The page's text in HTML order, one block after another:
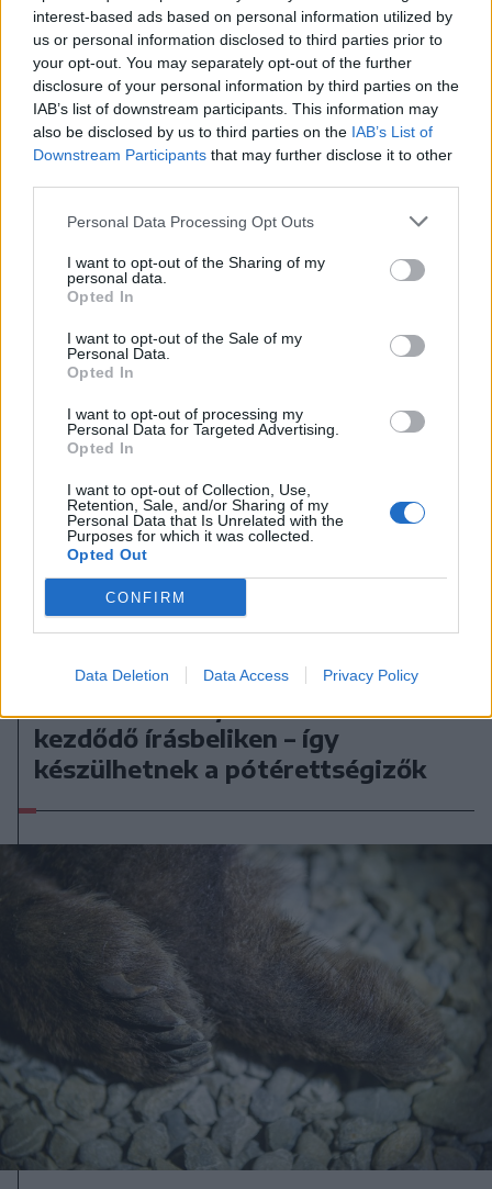
interest-based ads based on personal information utilized by
us or personal information disclosed to third parties prior to
your opt-out. You may separately opt-out of the further
disclosure of your personal information by third parties on the
IAB’s list of downstream participants. This information may
also be disclosed by us to third parties on the IAB’s List of
Downstream Participants that may further disclose it to other
Personal Data Processing Opt Outs
I want to opt-out of the Sharing of my
personal data.
Opted In
I want to opt-out of the Sale of my
Personal Data.
Opted In
I want to opt-out of processing my
Personal Data for Targeted Advertising.
Opted In
I want to opt-out of Collection, Use,
Retention, Sale, and/or Sharing of my
Personal Data that Is Unrelated with the
Purposes for which it was collected.
Opted Out
CONFIRM
Data Deletion Data Access Privacy Policy
2026. augusztus 07., péntek
Emberi sorsokat, érzelmeket
mutat be a Magyar Menyasszony
kiállítás
2026. augusztus 07., péntek
kezdődő írásbeliken – így
készülhetnek a pótérettségizők